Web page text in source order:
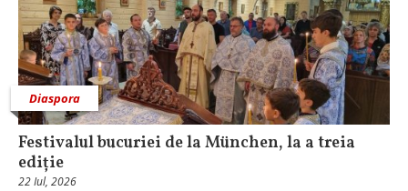
Diaspora
Festivalul bucuriei de la München, la a treia
ediție
22 Iul, 2026